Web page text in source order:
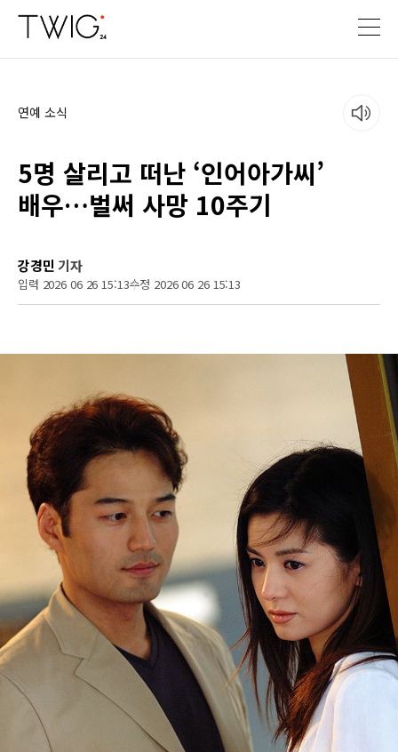
연예 소식
5명 살리고 떠난 ‘인어아가씨’
배우…벌써 사망 10주기
강경민 기자
입력 2026 06 26 15:13수정 2026 06 26 15:13